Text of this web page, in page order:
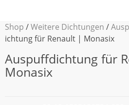
Shop /Weitere Dichtungen /
ichtung für Renault | Monasix
Auspuffdichtung für
Monasix